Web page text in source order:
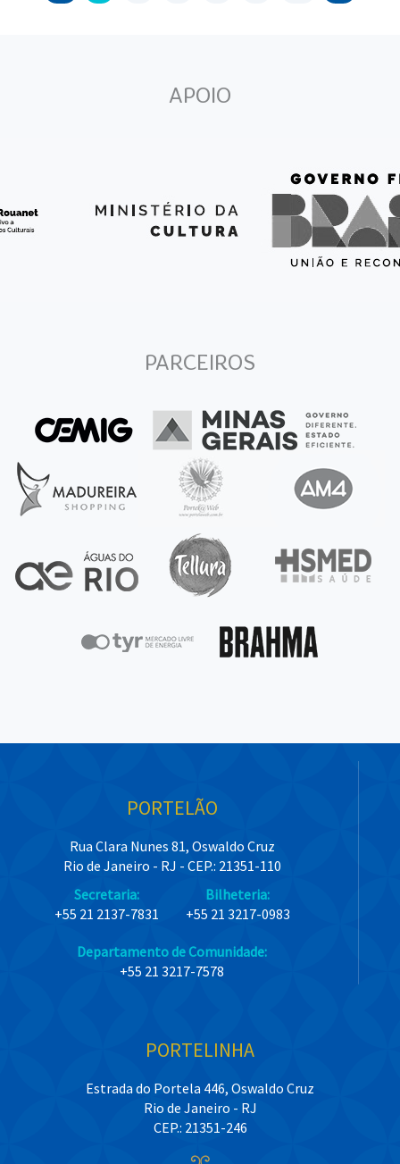
APOIO
PARCEIROS
PORTELÃO
Rua Clara Nunes 81, Oswaldo Cruz
Rio de Janeiro - RJ - CEP.: 21351-110
Secretaria:
+55 21 2137-7831
Bilheteria:
+55 21 3217-0983
Departamento de Comunidade:
+55 21 3217-7578
PORTELINHA
Estrada do Portela 446, Oswaldo Cruz
Rio de Janeiro - RJ
CEP.: 21351-246